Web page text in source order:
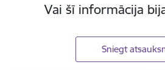
Vai šī informācija
Sniegt